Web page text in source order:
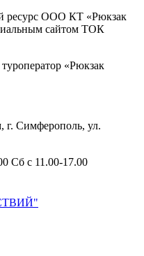
ООО КТ «Рюкзак
сайтом ТОК
«Рюкзак
г. Симферополь, ул.
Сб с 11.00-17.00